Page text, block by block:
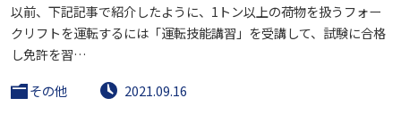
以前、下記記事で紹介したように、1トン以上の荷物を扱うフォー
クリフトを運転するには「運転技能講習」を受講して、試験に合格
し免許を習…
その他
2021.09.16